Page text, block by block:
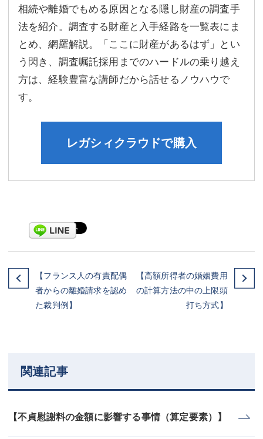
相続や離婚でもめる原因となる隠し財産の調査手
法を紹介。調査する財産と入手経路を一覧表にま
とめ、網羅解説。「ここに財産があるはず」とい
う閃き、調査嘱託採用までのハードルの乗り越え
方は、経験豊富な講師だから話せるノウハウで
す。
レガシィクラウドで購入
【フランス人の有責配偶
者からの離婚請求を認め
た裁判例】
【高額所得者の婚姻費用
の計算方法の中の上限頭
打ち方式】
関連記事
【不貞慰謝料の金額に影響する事情（算定要素）】